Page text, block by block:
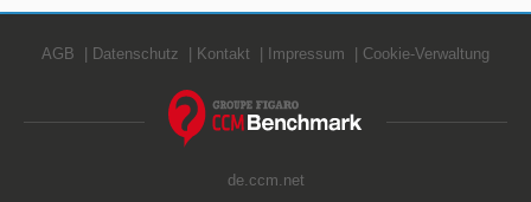
AGB Datenschutz Kontakt Impressum Cookie-Verwaltung
de.ccm.net